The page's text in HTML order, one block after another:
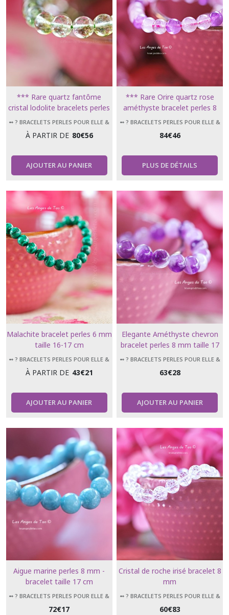
*** Rare quartz fantôme
cristal lodolite bracelets perles
8 mm /10 mm /13.5 cm ***
➻ ? BRACELETS PERLES POUR ELLE &
À PARTIR DE 80€56
AJOUTER AU PANIER
*** Rare Orire quartz rose
améthyste bracelet perles 8
mm taille 17 cm ***
➻ ? BRACELETS PERLES POUR ELLE &
84€46
PLUS DE DÉTAILS
Malachite bracelet perles 6 mm
taille 16-17 cm
➻ ? BRACELETS PERLES POUR ELLE &
À PARTIR DE 43€21
AJOUTER AU PANIER
Elegante Améthyste chevron
bracelet perles 8 mm taille 17
cm
➻ ? BRACELETS PERLES POUR ELLE &
63€28
AJOUTER AU PANIER
Aigue marine perles 8 mm -
bracelet taille 17 cm
➻ ? BRACELETS PERLES POUR ELLE &
72€17
Cristal de roche irisé bracelet 8
mm
➻ ? BRACELETS PERLES POUR ELLE &
60€83